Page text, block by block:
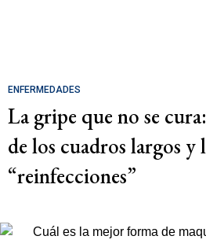
ENFERMEDADES
La gripe que no se
de los cuadros largos y
“reinfecciones”